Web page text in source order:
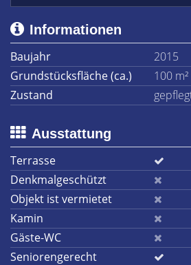
Informationen
Baujahr
2015
Grundstücksfläche (ca.)
100 m²
Zustand
Ausstattung
Terrasse
Denkmalgeschützt
Objekt ist vermietet
Kamin
Gäste-WC
Seniorengerecht